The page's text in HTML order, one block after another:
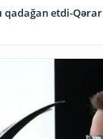
qadağan etdi-Qərar